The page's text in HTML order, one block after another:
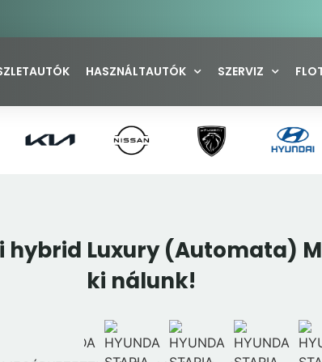
HASZNÁLTAUTÓK SZERVIZ
hybrid Luxury (Automata)
ki nálunk!